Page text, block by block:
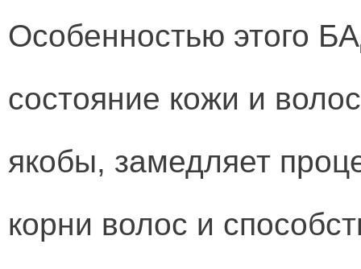
Особенностью этого
состояние кожи и
якобы, замедляет
корни волос и